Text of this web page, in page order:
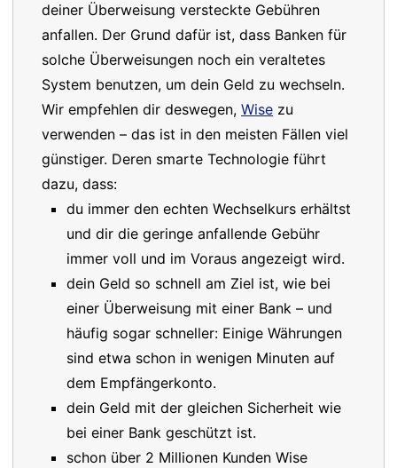
deiner Überweisung versteckte Gebühren
anfallen. Der Grund dafür ist, dass Banken für
solche Überweisungen noch ein veraltetes
System benutzen, um dein Geld zu wechseln.
Wir empfehlen dir deswegen, Wise zu
verwenden – das ist in den meisten Fällen viel
günstiger. Deren smarte Technologie führt
dazu, dass:
du immer den echten Wechselkurs erhältst
und dir die geringe anfallende Gebühr
immer voll und im Voraus angezeigt wird.
dein Geld so schnell am Ziel ist, wie bei
einer Überweisung mit einer Bank – und
häufig sogar schneller: Einige Währungen
sind etwa schon in wenigen Minuten auf
dem Empfängerkonto.
dein Geld mit der gleichen Sicherheit wie
bei einer Bank geschützt ist.
schon über 2 Millionen Kunden Wise